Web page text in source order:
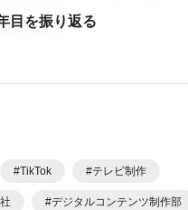
目を振り返る
TikTok テレビ制作
デジタルコンテンツ制作部